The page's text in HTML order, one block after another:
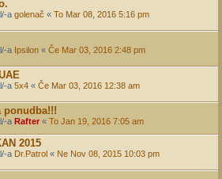
a golenač « To Mar 08, 2016 5:16 pm
a Ipsilon « Če Mar 03, 2016 2:48 pm
a 5x4 « Če Mar 03, 2016 12:38 am
ponudba!!!
a Rafter « To Jan 19, 2016 7:05 am
2015
a Dr.Patrol « Ne Nov 08, 2015 10:03 pm